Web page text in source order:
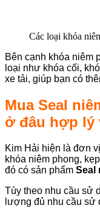
Các loại khóa
Bên cạnh khóa niêm
loại như khóa cối,
xe tải, giúp bạn có
Mua Seal
ở đâu hợp lý
Kim Hải hiện là đơn
khóa niêm phong,
đó có sản phẩm Seal
Tùy theo nhu cầu sử
lượng đủ nhu cầu sử